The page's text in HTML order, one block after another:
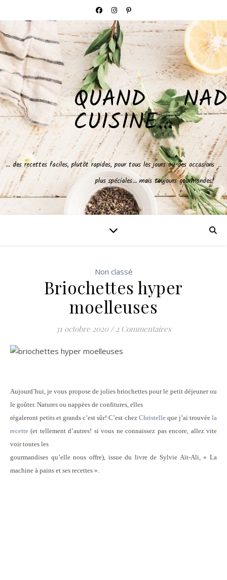
QUAND NAD
CUISINE…
… des recettes faciles, plutôt rapides, pour tous les jours ou des occasions
plus spéciales… mais toujours gourmandes!
Non classé
Briochettes hyper
moelleuses
31 octobre 2020 / 2 Commentaires
Aujourd’hui, je vous propose de jolies briochettes pour le petit déjeuner ou
le goûter. Natures ou nappées de confitures, elles
régaleront petits et grands c’est sûr! C’est chez Christelleque j’ai trouvéela
recette (et tellement d’autres! si vous ne connaissez pas encore, allez vite
voir toutes les
gourmandises qu’elle nous offre), issue du livre de Sylvie Aït-Ali, « La
machine à pains et ses recettes ».